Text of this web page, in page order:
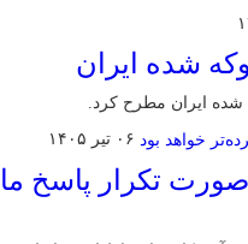
شده ایران
شده ایران مطرح کرد.
۰۶ تیر ۱۴۰۵
تکرار پاسخ ما